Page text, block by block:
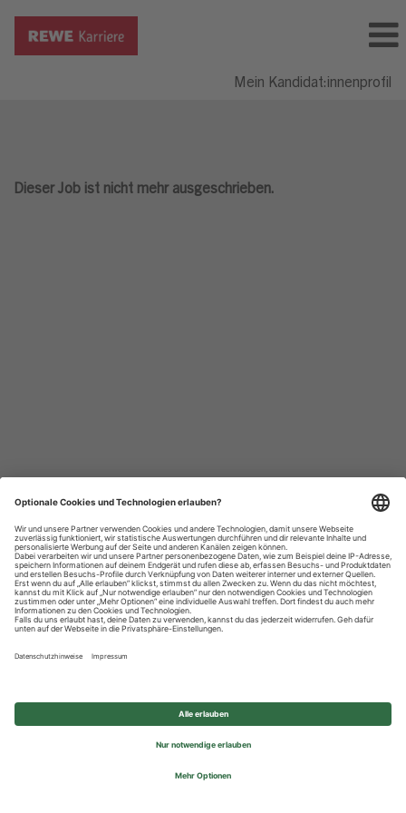
Mein Kandidat:innenprofil
Dieser Job ist nicht mehr ausgeschrieben.
Datenschutzhinweise
Impressum
Privatsphäre-Einstellungen
© 2026 REWE Group - All rights reserved